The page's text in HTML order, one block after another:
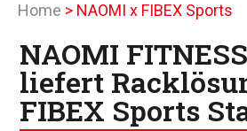
Home > NAOMI x FIBEX Sports
NAOMI
liefert
FIBEX Sports